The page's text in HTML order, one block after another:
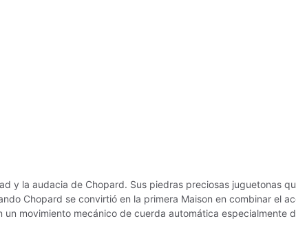
y la audacia de Chopard. Sus piedras preciosas juguetonas
Chopard se convirtió en la primera Maison en combinar el
movimiento mecánico de cuerda automática especialmente